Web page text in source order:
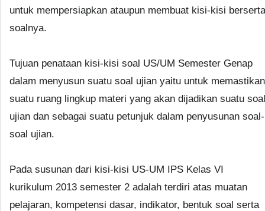
untuk mempersiapkan ataupun membuat kisi-kisi berserta
soalnya.
Tujuan penataan kisi-kisi soal US/UM Semester Genap
dalam menyusun suatu soal ujian yaitu untuk memastikan
suatu ruang lingkup materi yang akan dijadikan suatu soal
ujian dan sebagai suatu petunjuk dalam penyusunan soal-
soal ujian.
Pada susunan dari kisi-kisi US-UM IPS Kelas VI
kurikulum 2013 semester 2 adalah terdiri atas muatan
pelajaran, kompetensi dasar, indikator, bentuk soal serta